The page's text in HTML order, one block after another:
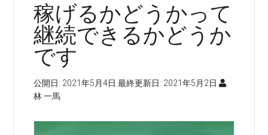
稼げるかどうかって
継続できるかどうか
です
公開日: 2021年5月4日 最終更新日: 2021年5月2日
林 一馬